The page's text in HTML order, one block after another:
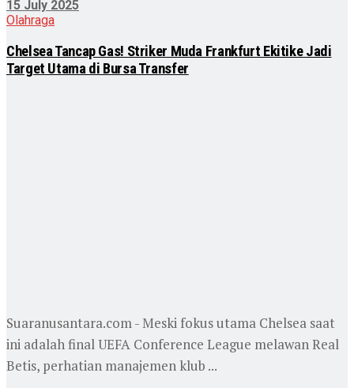
15 July 2025
Olahraga
Chelsea Tancap Gas! Striker Muda Frankfurt Ekitike Jadi
Target Utama di Bursa Transfer
Suaranusantara.com - Meski fokus utama Chelsea saat
ini adalah final UEFA Conference League melawan Real
Betis, perhatian manajemen klub ...